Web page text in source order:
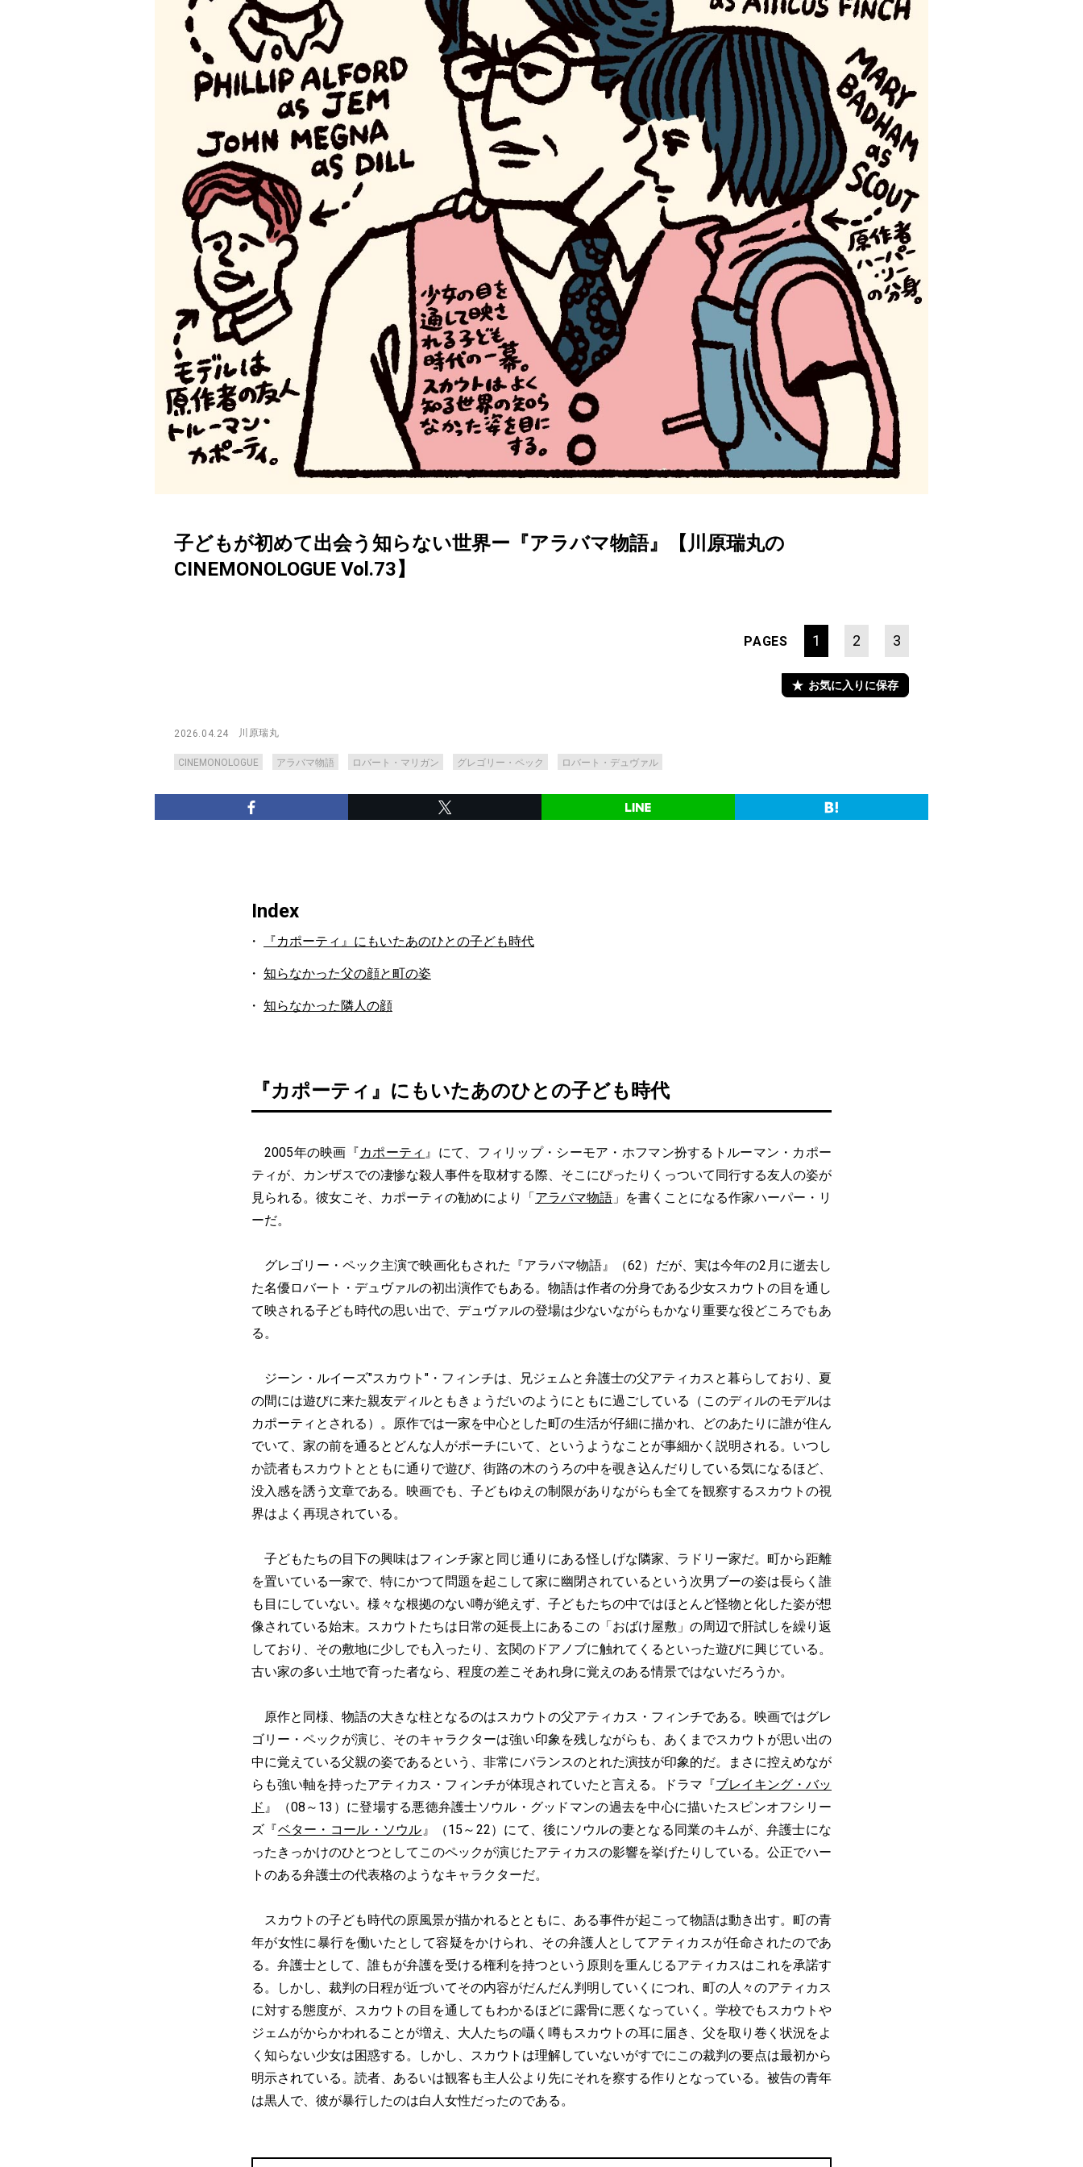
子どもが初めて出会う知らない世界ー『アラバマ物語』【川原瑞丸の
CINEMONOLOGUE Vol.73】
PAGES 1 2 3
お気に入りに保存
2026.04.24 川原瑞丸
CINEMONOLOGUE アラバマ物語 ロバート・マリガン グレゴリー・ペック ロバート・デュヴァル
Index
『カポーティ』にもいたあのひとの子ども時代
知らなかった父の顔と町の姿
知らなかった隣人の顔
『カポーティ』にもいたあのひとの子ども時代
2005年の映画『カポーティ 』にて、フィリップ・シーモア・ホフマン扮するトルーマン・カポー
ティが、カンザスでの凄惨な殺人事件を取材する際、そこにぴったりくっついて同行する友人の姿が
見られる。彼女こそ、カポーティの勧めにより「アラバマ物語 」を書くことになる作家ハーパー・リ
ーだ。
グレゴリー・ペック主演で映画化もされた『アラバマ物語』（62）だが、実は今年の2月に逝去し
た名優ロバート・デュヴァルの初出演作でもある。物語は作者の分身である少女スカウトの目を通し
て映される子ども時代の思い出で、デュヴァルの登場は少ないながらもかなり重要な役どころでもあ
る。
ジーン・ルイーズ"スカウト"・フィンチは、兄ジェムと弁護士の父アティカスと暮らしており、夏
の間には遊びに来た親友ディルともきょうだいのようにともに過ごしている（このディルのモデルは
カポーティとされる）。原作では一家を中心とした町の生活が仔細に描かれ、どのあたりに誰が住ん
でいて、家の前を通るとどんな人がポーチにいて、というようなことが事細かく説明される。いつし
か読者もスカウトとともに通りで遊び、街路の木のうろの中を覗き込んだりしている気になるほど、
没入感を誘う文章である。映画でも、子どもゆえの制限がありながらも全てを観察するスカウトの視
界はよく再現されている。
子どもたちの目下の興味はフィンチ家と同じ通りにある怪しげな隣家、ラドリー家だ。町から距離
を置いている一家で、特にかつて問題を起こして家に幽閉されているという次男ブーの姿は長らく誰
も目にしていない。様々な根拠のない噂が絶えず、子どもたちの中ではほとんど怪物と化した姿が想
像されている始末。スカウトたちは日常の延長上にあるこの「おばけ屋敷」の周辺で肝試しを繰り返
しており、その敷地に少しでも入ったり、玄関のドアノブに触れてくるといった遊びに興じている。
古い家の多い土地で育った者なら、程度の差こそあれ身に覚えのある情景ではないだろうか。
原作と同様、物語の大きな柱となるのはスカウトの父アティカス・フィンチである。映画ではグレ
ゴリー・ペックが演じ、そのキャラクターは強い印象を残しながらも、あくまでスカウトが思い出の
中に覚えている父親の姿であるという、非常にバランスのとれた演技が印象的だ。まさに控えめなが
らも強い軸を持ったアティカス・フィンチが体現されていたと言える。ドラマ『ブレイキング・バッ
ド 』（08～13）に登場する悪徳弁護士ソウル・グッドマンの過去を中心に描いたスピンオフシリー
ズ『ベター・コール・ソウル』（15～22）にて、後にソウルの妻となる同業のキムが、弁護士にな
ったきっかけのひとつとしてこのペックが演じたアティカスの影響を挙げたりしている。公正でハー
トのある弁護士の代表格のようなキャラクターだ。
スカウトの子ども時代の原風景が描かれるとともに、ある事件が起こって物語は動き出す。町の青
年が女性に暴行を働いたとして容疑をかけられ、その弁護人としてアティカスが任命されたのであ
る。弁護士として、誰もが弁護を受ける権利を持つという原則を重んじるアティカスはこれを承諾す
る。しかし、裁判の日程が近づいてその内容がだんだん判明していくにつれ、町の人々のアティカス
に対する態度が、スカウトの目を通してもわかるほどに露骨に悪くなっていく。学校でもスカウトや
ジェムがからかわれることが増え、大人たちの囁く噂もスカウトの耳に届き、父を取り巻く状況をよ
く知らない少女は困惑する。しかし、スカウトは理解していないがすでにこの裁判の要点は最初から
明示されている。読者、あるいは観客も主人公より先にそれを察する作りとなっている。被告の青年
は黒人で、彼が暴行したのは白人女性だったのである。